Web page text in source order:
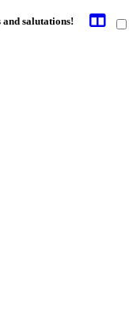
and salutations!